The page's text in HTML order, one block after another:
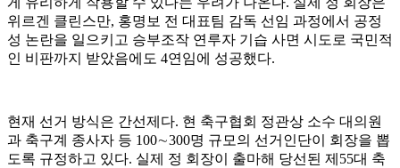
위르겐 클린스만, 홍명보 전 대표팀 감독 선임 과정에서 공정
성 논란을 일으키고 승부조작 연루자 기습 사면 시도로 국민적
인 비판까지 받았음에도 4연임에 성공했다.
현재 선거 방식은 간선제다. 현 축구협회 정관상 소수 대의원
과 축구계 종사자 등 100∼300명 규모의 선거인단이 회장을 뽑
도록 규정하고 있다. 실제 정 회장이 출마해 당선된 제55대 축